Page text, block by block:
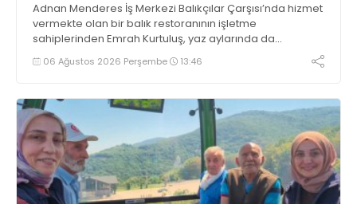
Adnan Menderes İş Merkezi Balıkçılar Çarşısı’nda hizmet
vermekte olan bir balık restoranının işletme
sahiplerinden Emrah Kurtuluş, yaz aylarında da
tezgahlarda taze balık bulunduğunu ifade ederek “Yıl
boyunca tezgahlarda taze balık bulmak mümkün
06 Ağustos 2026 Perşembe 13:46